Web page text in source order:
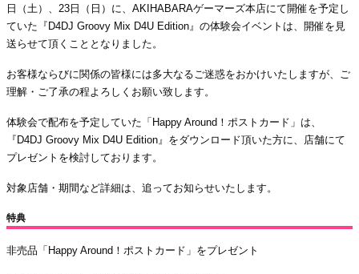
日（土）、23日（日）に、AKIHABARAゲーマーズ本店にて開催を予定し
ていた『D4DJ Groovy Mix D4U Edition』の体験会イベントは、開催を見
送らせて頂くこととなりました。
お客様ならびに関係の皆様には多大なるご迷惑をおかけいたしますが、ご
理解・ご了承の程よろしくお願い致します。
体験会で配布を予定していた「Happy Around！ポストカード」は、
『D4DJ Groovy Mix D4U Edition』をダウンロード頂いた方に、店舗にて
プレゼントを検討しております。
対象店舗・期間など詳細は、追ってお知らせいたします。
特典
非売品「Happy Around！ポストカード」をプレゼント